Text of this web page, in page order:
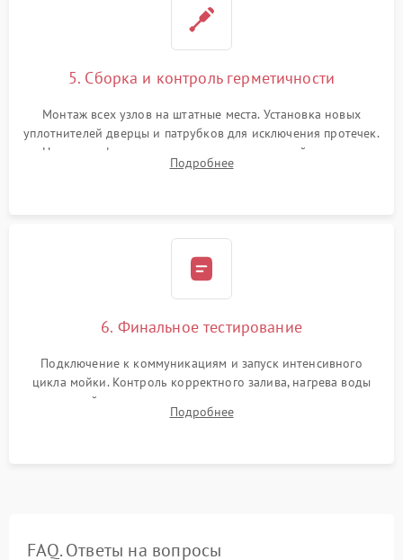
5. Сборка и контроль герметичности
Монтаж всех узлов на штатные места. Установка новых
уплотнителей дверцы и патрубков для исключения протечек.
Надежная фиксация хомутов гидравлической системы,
сборка корпуса и установка датчика поплавка.
Подробнее
6. Финальное тестирование
Подключение к коммуникациям и запуск интенсивного
цикла мойки. Контроль корректного залива, нагрева воды
до нужной температуры, отсутствия посторонних шумов,
штатного слива и абсолютной сухости в поддоне.
Подробнее
FAQ. Ответы на вопросы